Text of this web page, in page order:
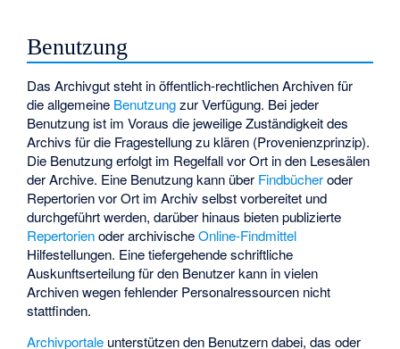
Benutzung
Das Archivgut steht in öffentlich-rechtlichen Archiven für
die allgemeine Benutzungzur Verfügung. Bei jeder
Benutzung ist im Voraus die jeweilige Zuständigkeit des
Archivs für die Fragestellung zu klären (Provenienzprinzip).
Die Benutzung erfolgt im Regelfall vor Ort in den Lesesälen
der Archive. Eine Benutzung kann über Findbücheroder
Repertorien vor Ort im Archiv selbst vorbereitet und
durchgeführt werden, darüber hinaus bieten publizierte
Repertorienoder archivischeOnline-Findmittel
Hilfestellungen. Eine tiefergehende schriftliche
Auskunftserteilung für den Benutzer kann in vielen
Archiven wegen fehlender Personalressourcen nicht
stattfinden.
Archivportale unterstützen den Benutzern dabei, das oder